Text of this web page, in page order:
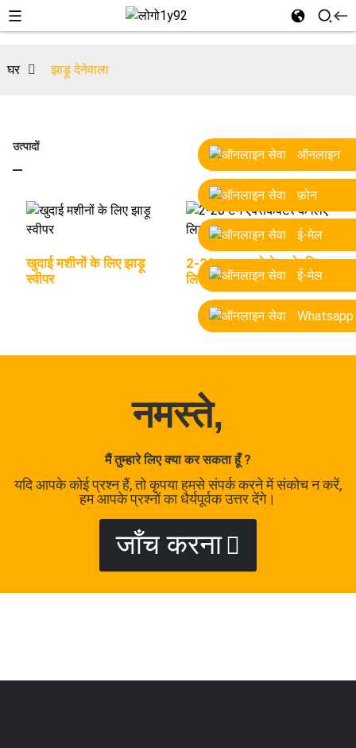
ऑनलाइन
फ़ोन
ई-मेल
ई-मेल
Whatsapp
घर झाड़ू देनेवाला
उत्पादों
खुदाई मशीनों के लिए झाड़ू
स्वीपर
2-20 टन एक्सकेवेटर के लिए
लिगोंग आयताकार फिक्स स्वीपर
नमस्ते,
मैं तुम्हारे लिए क्या कर सकता हूँ ?
यदि आपके कोई प्रश्न हैं, तो कृपया हमसे संपर्क करने में संकोच न करें,
हम आपके प्रश्नों का धैर्यपूर्वक उत्तर देंगे।
जाँच करना